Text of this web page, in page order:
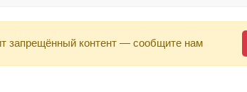
запрещённый контент — сообщите нам